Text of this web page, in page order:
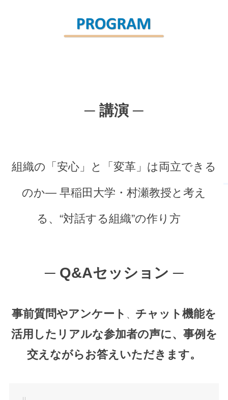
─ 講演 ─
組織の「安心」と「変革」は両立できる
のか― 早稲田大学・村瀬教授と考え
る、“対話する組織”の作り方
─Q&Aセッション ─
事前質問やアンケート 、 チャット機能を
活用したリアルな参加者の声に、 事例を
交えながらお答えいただきます。